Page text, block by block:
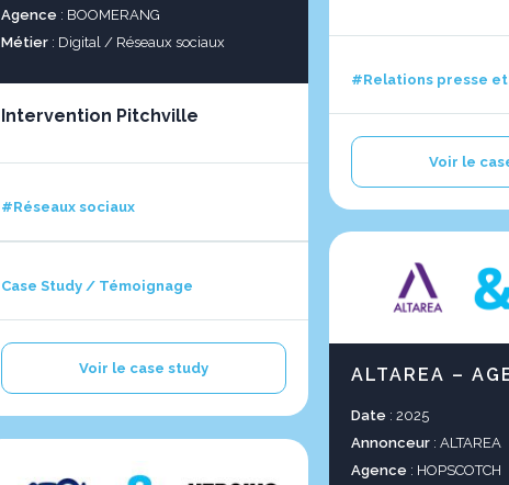
#Relations presse
Voir le
Agence : BOOMERANG
Métier : Digital / Réseaux sociaux
Intervention Pitchville
#Réseaux sociaux
Case Study / Témoignage
Voir le case study ALTAREA –
Date : 2025
Annonceur : ALTAREA
Agence : HOPSCOTCH